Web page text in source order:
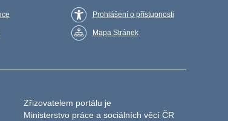
Prohlášení o přístupnosti
Mapa Stránek
Zřizovatelem portálu je
Ministerstvo práce a sociálních věcí ČR